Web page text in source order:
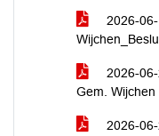
2026-
2026-
Gem. Wijchen
2026-